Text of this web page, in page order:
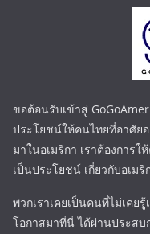
ขอต้อนรับเข้าสู่
ประโยชน์ให้คนไทยที่อาศัยอ
มาในอเมริกา เราต้องการ
เป็นประโยชน์ เกี่ยวกับอเมริ
พวกเราเคยเป็นคนที่ไม่เคยรู้
โอกาสมาที่นี่ ได้ผ่านประสบ